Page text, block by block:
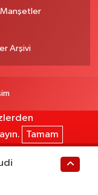
Manşetler
Arşivi
Tamam